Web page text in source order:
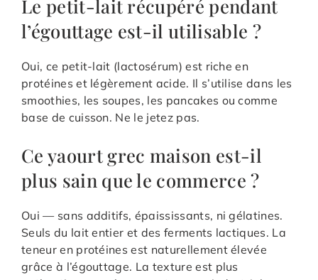
Le petit-lait récupéré pendant
l’égouttage est-il utilisable ?
Oui, ce petit-lait (lactosérum) est riche en
protéines et légèrement acide. Il s’utilise dans les
smoothies, les soupes, les pancakes ou comme
base de cuisson. Ne le jetez pas.
Ce yaourt grec maison est-il
plus sain que le commerce ?
Oui — sans additifs, épaississants, ni gélatines.
Seuls du lait entier et des ferments lactiques. La
teneur en protéines est naturellement élevée
grâce à l’égouttage. La texture est plus